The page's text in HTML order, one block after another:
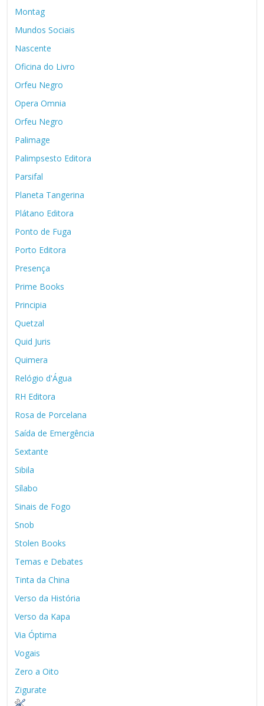
Montag
Mundos Sociais
Nascente
Oficina do Livro
Orfeu Negro
Opera Omnia
Orfeu Negro
Palimage
Palimpsesto Editora
Parsifal
Planeta Tangerina
Plátano Editora
Ponto de Fuga
Porto Editora
Presença
Prime Books
Principia
Quetzal
Quid Juris
Quimera
Relógio d'Água
RH Editora
Rosa de Porcelana
Saída de Emergência
Sextante
Sibila
Sílabo
Sinais de Fogo
Snob
Stolen Books
Temas e Debates
Tinta da China
Verso da História
Verso da Kapa
Via Óptima
Vogais
Zero a Oito
Zigurate